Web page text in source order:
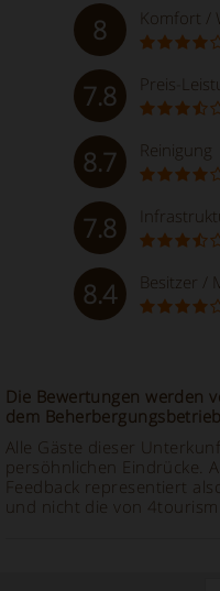
8 Komfort /
7.8 Preis-
8.7 Reinigung
7.8
8.4 Besitzer /
Die Bewertungen werden
dem
Alle Gäste dieser
persöhnlichen Eindrücke.
Feedback representiert
und nicht die von 4tourism